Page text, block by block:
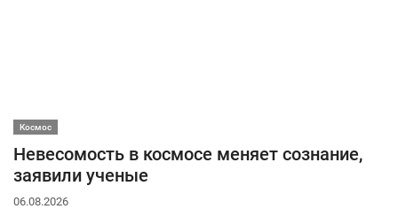
Космос
Невесомость в космосе меняет сознание,
заявили ученые
06.08.2026